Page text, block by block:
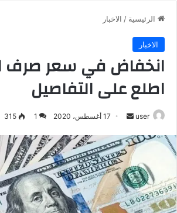
الرئيسية / الاخبار
الاخبار
انخفاض في سعر صرف
اطلع على التفاصيل
user
أرسل
إلكترونيا
17 أغسطس، 2020 1
315